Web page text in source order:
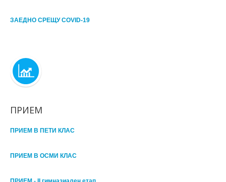
ЗАЕДНО СРЕЩУ COVID-19
ПРИЕМ
ПРИЕМ В ПЕТИ КЛАС
ПРИЕМ В ОСМИ КЛАС